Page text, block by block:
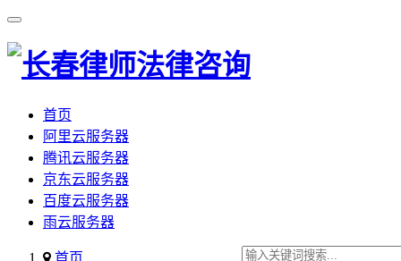
首页
阿里云服务器
腾讯云服务器
京东云服务器
百度云服务器
雨云服务器
首页